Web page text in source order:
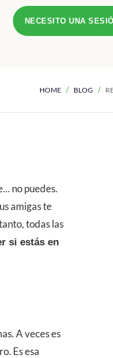
NECESITO UNA
HOME BLOG
no puedes.
amigas te
todas las
si estás en
A veces es
Es esa